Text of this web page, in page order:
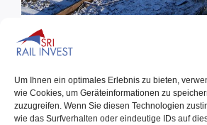
Um Ihnen ein optimales Erlebnis zu bieten,
wie Cookies, um Geräteinformationen zu
zuzugreifen. Wenn Sie diesen Technologien
wie das Surfverhalten oder eindeutige IDs auf
Familienzuwachs –
Railsystems
05.12.2021